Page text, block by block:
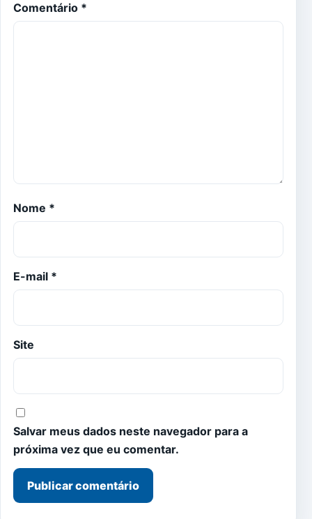
Comentário *
Nome *
E-mail *
Site
Salvar meus dados neste navegador para a
próxima vez que eu comentar.